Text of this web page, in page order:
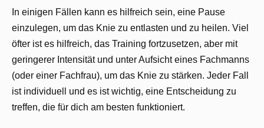
In einigen Fällen kann es hilfreich sein, eine Pause
einzulegen, um das Knie zu entlasten und zu heilen. Viel
öfter ist es hilfreich, das Training fortzusetzen, aber mit
geringerer Intensität und unter Aufsicht eines Fachmanns
(oder einer Fachfrau), um das Knie zu stärken. Jeder Fall
ist individuell und es ist wichtig, eine Entscheidung zu
treffen, die für dich am besten funktioniert.